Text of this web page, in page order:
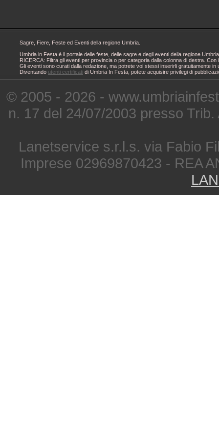
Sagre, Fiere, Feste ed Eventi della regione Umbria.
Umbria in Festa è il portale delle feste, delle sagre e degli eventi della regione
RICERCA: Filtra gli eventi per provincia o per categoria dalla colonna di destra.
Gli eventi sono curati dalla redazione, ma potrete voi stessi inserirli gratuitamente
Diventando utenti certificati di Umbria In Festa, potete acquisire privilegi di
© 2005 - 2026 -
n. 17 del 24/07/2003 presso
Lanetservice s.r.l.s. via Fabio
Imprese 02969870423 - REA